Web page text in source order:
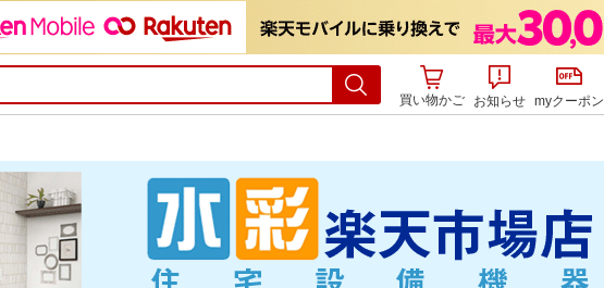
買い物かご
お知らせ myクーポン